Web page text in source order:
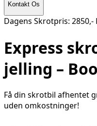
Kontakt Os
Dagens Skrotpris: 2850,-
Express
jelling –
Få din skrotbil afhentet
uden omkostninger!